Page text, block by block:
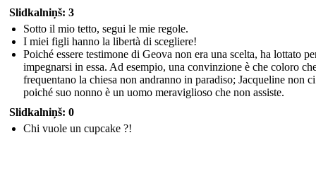
Slidkalniņš: 3
Sotto il mio tetto, segui le mie regole.
I miei figli hanno la libertà di scegliere!
Poiché essere testimone di Geova non era una scelta, ha lottato
impegnarsi in essa. Ad esempio, una convinzione è che coloro
frequentano la chiesa non andranno in paradiso; Jacqueline non
poiché suo nonno è un uomo meraviglioso che non assiste.
Slidkalniņš: 0
Chi vuole un cupcake ?!